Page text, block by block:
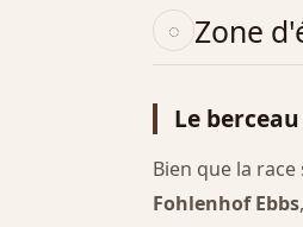
Zone
Le
Bien que la
Fohlenhof Ebbs